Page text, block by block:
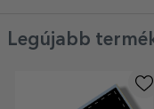
Legújabb